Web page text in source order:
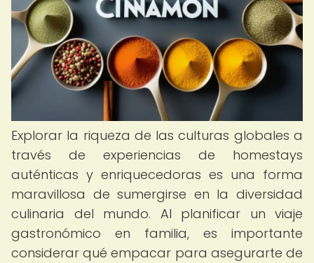
Explorar la riqueza de las culturas globales a
través de experiencias de homestays
auténticas y enriquecedoras es una forma
maravillosa de sumergirse en la diversidad
culinaria del mundo. Al planificar un viaje
gastronómico en familia, es importante
considerar qué empacar para asegurarte de